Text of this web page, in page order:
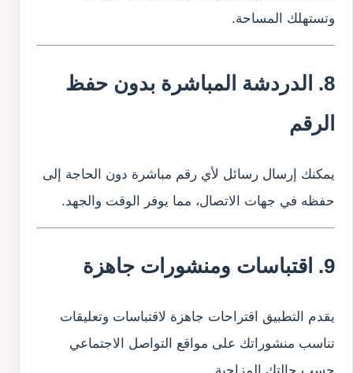
وتستهلك المساحة.
8. الدردشة المباشرة بدون حفظ
الرقم
يمكنك إرسال رسائل لأي رقم مباشرة دون الحاجة إلى
حفظه في جهات الاتصال، مما يوفر الوقت والجهد.
9. اقتباسات ومنشورات جاهزة
يقدم التطبيق اقتراحات جاهزة لاقتباسات وتعليقات
تناسب منشوراتك على مواقع التواصل الاجتماعي